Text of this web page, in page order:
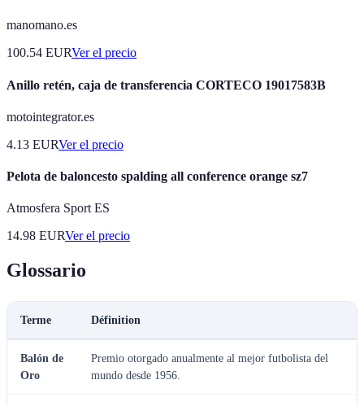
manomano.es
100.54 EURVer el precio
Anillo retén, caja de transferencia CORTECO 19017583B
motointegrator.es
4.13 EURVer el precio
Pelota de baloncesto spalding all conference orange sz7
Atmosfera Sport ES
14.98 EURVer el precio
Glossario
Terme Définition
Balón de
Oro
Premio otorgado anualmente al mejor futbolista del
mundo desde 1956.